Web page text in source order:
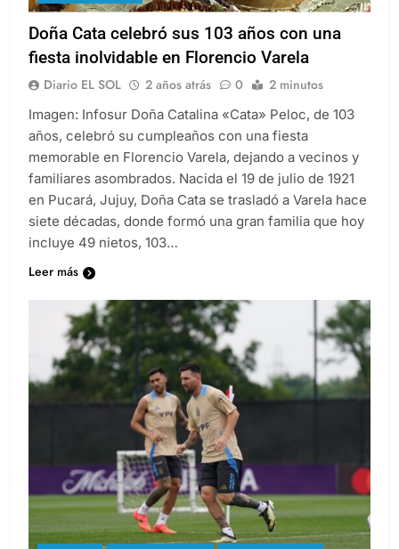
Doña Cata celebró sus 103 años con una
fiesta inolvidable en Florencio Varela
Diario EL SOL 2 años atrás 0 2 minutos
Imagen: Infosur Doña Catalina «Cata» Peloc, de 103
años, celebró su cumpleaños con una fiesta
memorable en Florencio Varela, dejando a vecinos y
familiares asombrados. Nacida el 19 de julio de 1921
en Pucará, Jujuy, Doña Cata se trasladó a Varela hace
siete décadas, donde formó una gran familia que hoy
incluye 49 nietos, 103…
Leer más